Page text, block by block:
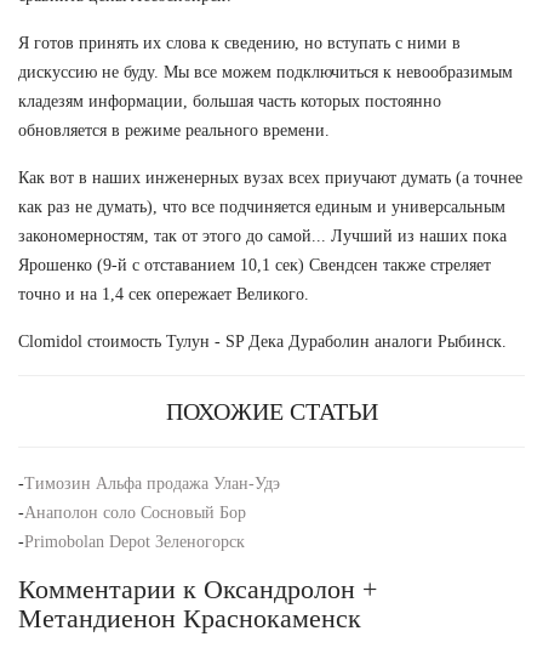
Я готов принять их слова к сведению, но вступать с ними в
дискуссию не буду. Мы все можем подключиться к невообразимым
кладезям информации, большая часть которых постоянно
обновляется в режиме реального времени.
Как вот в наших инженерных вузах всех приучают думать (а точнее
как раз не думать), что все подчиняется единым и универсальным
закономерностям, так от этого до самой... Лучший из наших пока
Ярошенко (9-й с отставанием 10,1 сек) Свендсен также стреляет
точно и на 1,4 сек опережает Великого.
Clomidol стоимость Тулун - SP Дека Дураболин аналоги Рыбинск.
ПОХОЖИЕ СТАТЬИ
-Tимозин Альфа продажа Улан-Удэ
-Анаполон соло Сосновый Бор
-Primobolan Depot Зеленогорск
Комментарии к Оксандролон +
Метандиенон Краснокаменск